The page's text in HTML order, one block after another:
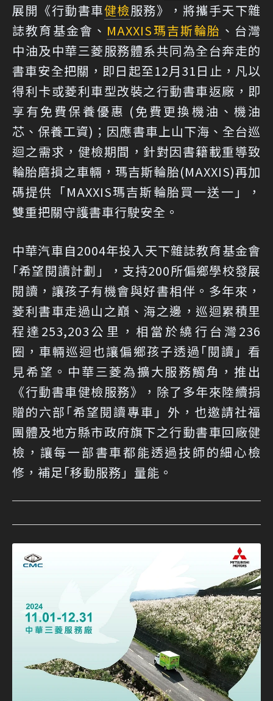
展開《行動書車健檢服務》，將攜手天下雜
誌教育基金會、 MAXXIS瑪吉斯輪胎 、台灣
中油及中華三菱服務體系共同為全台奔走的
書車安全把關，即日起至12月31日止，凡以
得利卡或菱利車型改裝之行動書車返廠，即
享有免費保養優惠 (免費更換機油、機油
芯、保養工資)；因應書車上山下海、全台巡
迴之需求，健檢期間，針對因書籍載重導致
輪胎磨損之車輛，瑪吉斯輪胎(MAXXIS)再加
碼提供「MAXXIS瑪吉斯輪胎買一送一」，
雙重把關守護書車行駛安全。
中華汽車自2004年投入天下雜誌教育基金會
｢希望閱讀計劃」，支持200所偏鄉學校發展
閱讀，讓孩子有機會與好書相伴。多年來，
菱利書車走過山之巔、海之邊，巡迴累積里
程達253,203公里，相當於繞行台灣236
圈，車輛巡迴也讓偏鄉孩子透過｢閱讀」看
見希望。中華三菱為擴大服務觸角，推出
《行動書車健檢服務》，除了多年來陸續捐
贈的六部｢希望閱讀專車」外，也邀請社福
團體及地方縣市政府旗下之行動書車回廠健
檢，讓每一部書車都能透過技師的細心檢
修，補足｢移動服務」量能。